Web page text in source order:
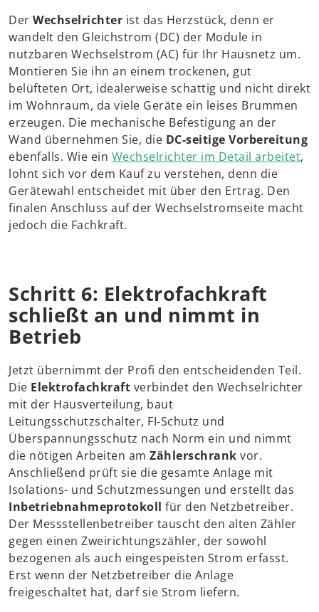
Der Wechselrichter ist das Herzstück, denn er
wandelt den Gleichstrom (DC) der Module in
nutzbaren Wechselstrom (AC) für Ihr Hausnetz um.
Montieren Sie ihn an einem trockenen, gut
belüfteten Ort, idealerweise schattig und nicht direkt
im Wohnraum, da viele Geräte ein leises Brummen
erzeugen. Die mechanische Befestigung an der
Wand übernehmen Sie, die DC-seitige Vorbereitung
ebenfalls. Wie ein Wechselrichter im Detail arbeitet,
lohnt sich vor dem Kauf zu verstehen, denn die
Gerätewahl entscheidet mit über den Ertrag. Den
finalen Anschluss auf der Wechselstromseite macht
jedoch die Fachkraft.
Schritt 6: Elektrofachkraft
schließt an und nimmt in
Betrieb
Jetzt übernimmt der Profi den entscheidenden Teil.
Die Elektrofachkraft verbindet den Wechselrichter
mit der Hausverteilung, baut
Leitungsschutzschalter, FI-Schutz und
Überspannungsschutz nach Norm ein und nimmt
die nötigen Arbeiten am Zählerschrank vor.
Anschließend prüft sie die gesamte Anlage mit
Isolations- und Schutzmessungen und erstellt das
Inbetriebnahmeprotokoll für den Netzbetreiber.
Der Messstellenbetreiber tauscht den alten Zähler
gegen einen Zweirichtungszähler, der sowohl
bezogenen als auch eingespeisten Strom erfasst.
Erst wenn der Netzbetreiber die Anlage
freigeschaltet hat, darf sie Strom liefern.